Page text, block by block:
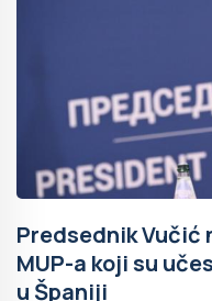
Predsednik Vučić
MUP-a koji su
u Španiji